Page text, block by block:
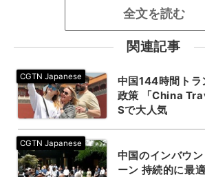
全文を読む
関連記事
中国144時間トラ
政策 「China
Sで大人気
中国のインバウ
ーン 持続的に最